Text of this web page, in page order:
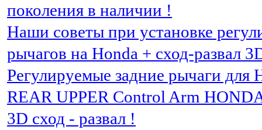
поколения в наличии !
Наши советы при установке
рычагов на Honda + сход-развал
Регулируемые задние рычаги для
REAR UPPER Control Arm
3D сход - развал !